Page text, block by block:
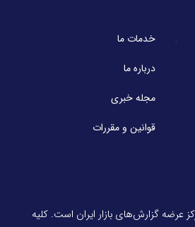
خدمات ما
درباره ما
مجله خبری
قوانین و مقررات
عرضه گزارش‌های بازار ایران است. کلیه